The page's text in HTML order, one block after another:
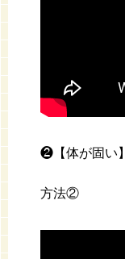
❷【体が固い
方法②